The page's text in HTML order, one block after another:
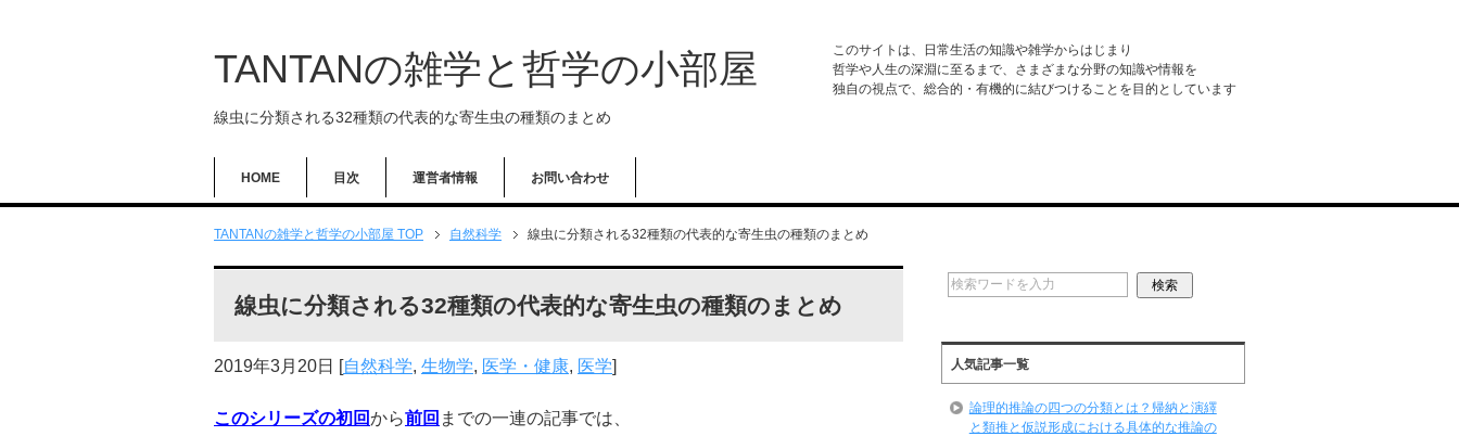
TANTANの雑学と哲学の小部屋
線虫に分類される32種類の代表的な寄生虫の種類のまとめ
このサイトは、日常生活の知識や雑学からはじまり
哲学や人生の深淵に至るまで、さまざまな分野の知識や情報を
独自の視点で、総合的・有機的に結びつけることを目的としています
HOME 目次 運営者情報 お問い合わせ
TANTANの雑学と哲学の小部屋 TOP 自然科学 線虫に分類される32種類の代表的な寄生虫の種類のまとめ
線虫に分類される32種類の代表的な寄生虫の種類のまとめ
2019年3月20日 [自然科学, 生物学, 医学・健康, 医学]
このシリーズの初回から前回 までの一連の記事では、
人気記事一覧
論理的推論の四つの分類とは？帰納と演繹
と類推と仮説形成における具体的な推論の